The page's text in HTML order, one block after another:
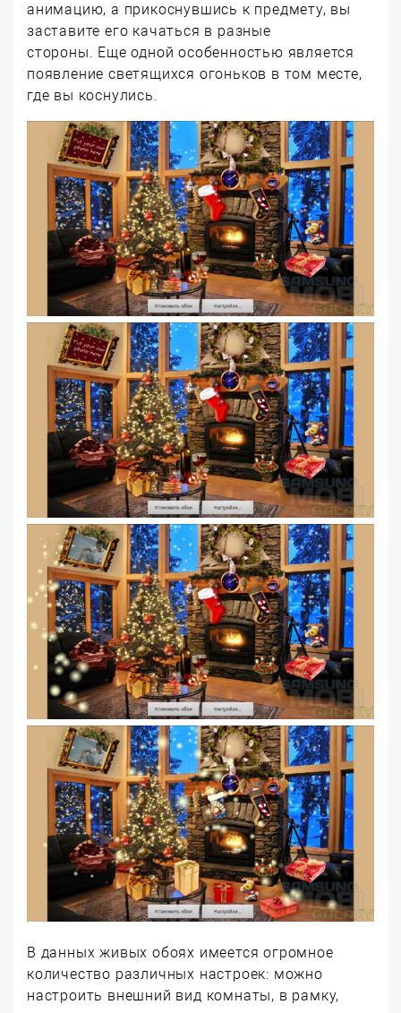
анимацию, а прикоснувшись к предмету, вы
заставите его качаться в разные
стороны. Еще одной особенностью является
появление светящихся огоньков в том месте,
где вы коснулись.
В данных живых обоях имеется огромное
количество различных настроек: можно
настроить внешний вид комнаты, в рамку,